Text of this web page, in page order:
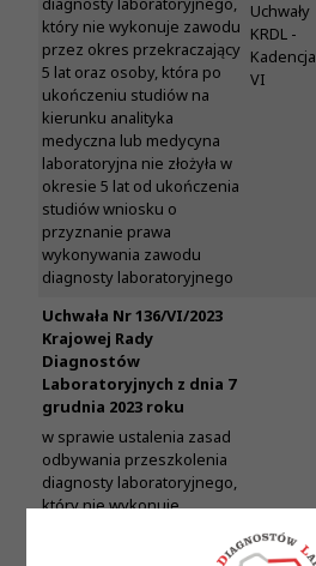
który nie wykonuje zawodu
przez okres przekraczający
5 lat oraz osoby, która po
ukończeniu studiów na
kierunku analityka
medyczna lub medycyna
laboratoryjna nie złożyła w
okresie 5 lat od ukończenia
studiów wniosku o
przyznanie prawa
wykonywania zawodu
diagnosty laboratoryjnego
Uchwały
KRDL -
Kadencja
VI
Uchwała Nr 136/VI/2023
Krajowej Rady
Diagnostów
Laboratoryjnych z dnia 7
grudnia 2023 roku
w sprawie ustalenia zasad
odbywania przeszkolenia
diagnosty laboratoryjnego,
który nie wykonuje
laboratoryjnej przez okres
Uchwały